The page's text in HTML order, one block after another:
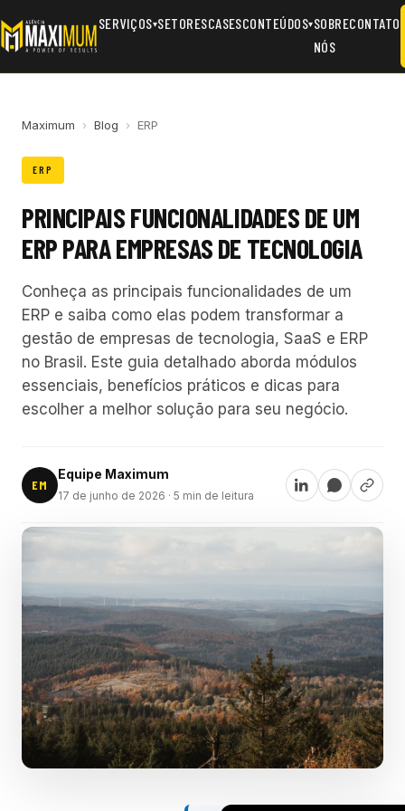
SERVIÇOS▾SETORESCASESCONTEÚDOS▾SOBRE
NÓS
CONTATO
Maximum › Blog › ERP
ERP
PRINCIPAIS FUNCIONALIDADES DE UM
ERP PARA EMPRESAS DE TECNOLOGIA
Conheça as principais funcionalidades de um
ERP e saiba como elas podem transformar a
gestão de empresas de tecnologia, SaaS e ERP
no Brasil. Este guia detalhado aborda módulos
essenciais, benefícios práticos e dicas para
escolher a melhor solução para seu negócio.
EM
Equipe Maximum
17 de junho de 2026 · 5 min de leitura